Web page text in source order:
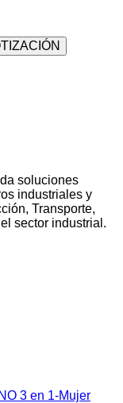
soluciones
industriales y
Transporte,
sector industrial.
3 en 1-Mujer